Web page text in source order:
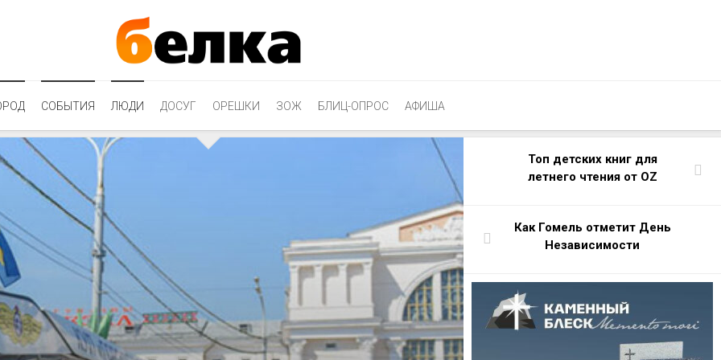
СОБЫТИЯ ЛЮДИ ДОСУГ ОРЕШКИ ЗОЖ БЛИЦ-ОПРОС АФИША
Топ детских книг для
летнего чтения от OZ
Как Гомель отметит День
Независимости